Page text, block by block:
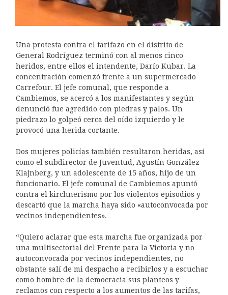
Una protesta contra el tarifazo en el distrito de
General Rodríguez terminó con al menos cinco
heridos, entre ellos el intendente, Darío Kubar. La
concentración comenzó frente a un supermercado
Carrefour. El jefe comunal, que responde a
Cambiemos, se acercó a los manifestantes y según
denunció fue agredido con piedras y palos. Un
piedrazo lo golpeó cerca del oído izquierdo y le
provocó una herida cortante.
Dos mujeres policías también resultaron heridas, así
como el subdirector de Juventud, Agustín González
Klajnberg, y un adolescente de 15 años, hijo de un
funcionario. El jefe comunal de Cambiemos apuntó
contra el kirchnerismo por los violentos episodios y
descartó que la marcha haya sido «autoconvocada por
vecinos independientes».
“Quiero aclarar que esta marcha fue organizada por
una multisectorial del Frente para la Victoria y no
autoconvocada por vecinos independientes, no
obstante salí de mi despacho a recibirlos y a escuchar
como hombre de la democracia sus planteos y
reclamos con respecto a los aumentos de las tarifas,